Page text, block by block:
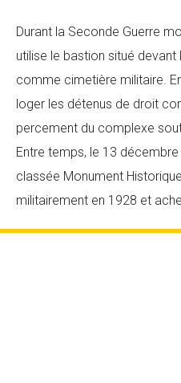
Durant la Seconde Guerre
utilise le bastion situé
comme cimetière militaire.
loger les détenus de droit
percement du complexe
Entre temps, le 13
classée Monument
militairement en 1928 et